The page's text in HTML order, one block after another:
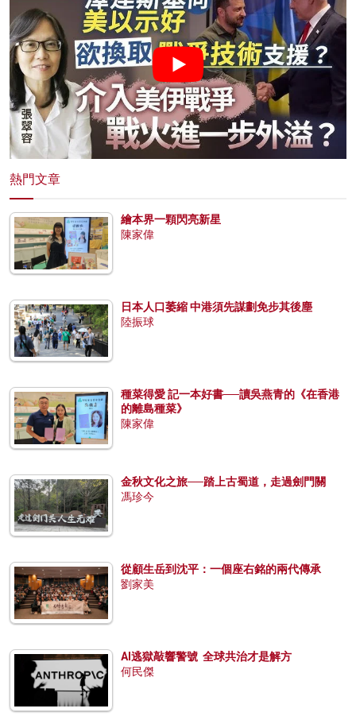
熱門文章
繪本界一顆閃亮新星
陳家偉
日本人口萎縮 中港須先謀劃免步其後塵
陸振球
種菜得愛 記一本好書──讀吳燕青的《在香港
的離島種菜》
陳家偉
金秋文化之旅──踏上古蜀道，走過劍門關
馮珍今
從顧生岳到沈平：一個座右銘的兩代傳承
劉家美
AI逃獄敲響警號 全球共治才是解方
何民傑